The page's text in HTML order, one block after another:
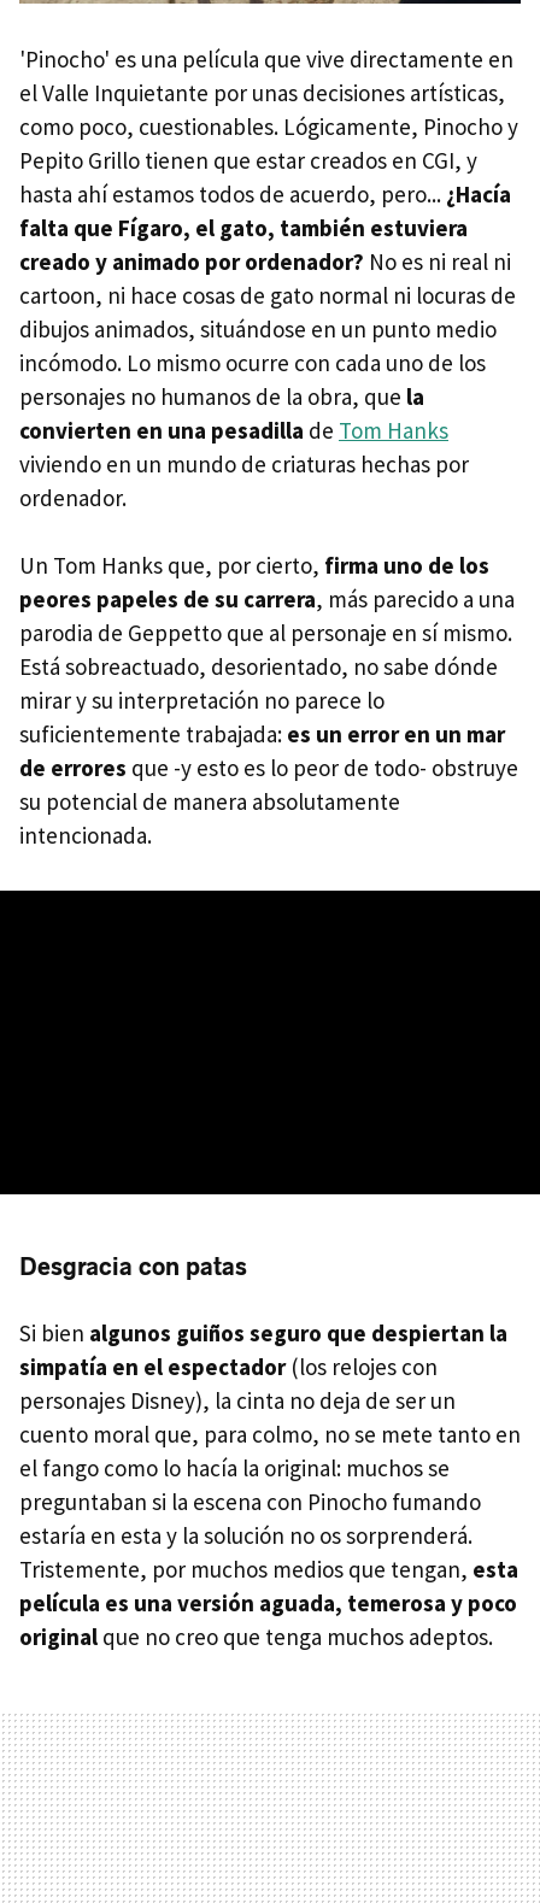
'Pinocho' es una película que vive directamente en
el Valle Inquietante por unas decisiones artísticas,
como poco, cuestionables. Lógicamente, Pinocho y
Pepito Grillo tienen que estar creados en CGI, y
hasta ahí estamos todos de acuerdo, pero... ¿Hacía
falta que Fígaro, el gato, también estuviera
creado y animado por ordenador? No es ni real ni
cartoon, ni hace cosas de gato normal ni locuras de
dibujos animados, situándose en un punto medio
incómodo. Lo mismo ocurre con cada uno de los
personajes no humanos de la obra, que la
convierten en una pesadilla de Tom Hanks
viviendo en un mundo de criaturas hechas por
ordenador.
Un Tom Hanks que, por cierto, firma uno de los
peores papeles de su carrera, más parecido a una
parodia de Geppetto que al personaje en sí mismo.
Está sobreactuado, desorientado, no sabe dónde
mirar y su interpretación no parece lo
suficientemente trabajada: es un error en un mar
de errores que -y esto es lo peor de todo- obstruye
su potencial de manera absolutamente
intencionada.
Desgracia con patas
Si bien algunos guiños seguro que despiertan la
simpatía en el espectador(los relojes con
personajes Disney), la cinta no deja de ser un
cuento moral que, para colmo, no se mete tanto en
el fango como lo hacía la original: muchos se
preguntaban si la escena con Pinocho fumando
estaría en esta y la solución no os sorprenderá.
Tristemente, por muchos medios que tengan, esta
película es una versión aguada, temerosa y poco
original que no creo que tenga muchos adeptos.